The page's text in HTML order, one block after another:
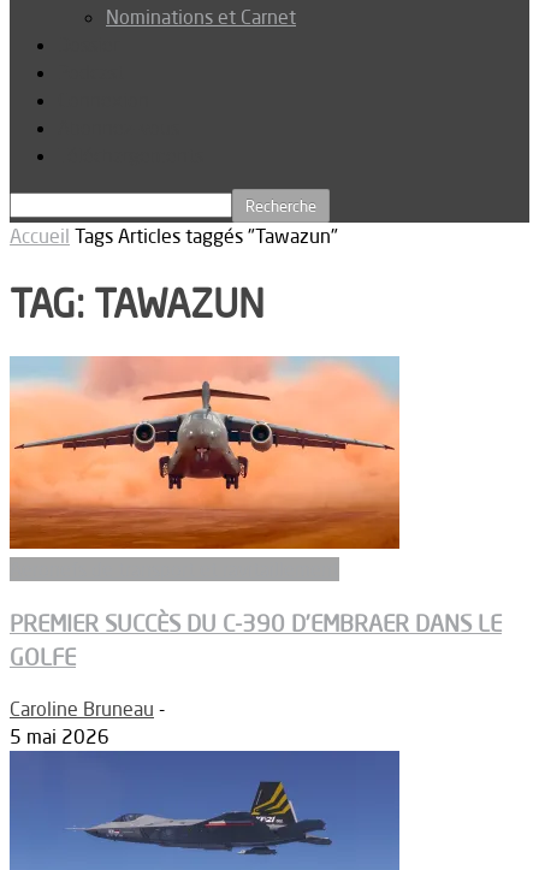
Nominations et Carnet
Accueil Tags Articles taggés "Tawazun"
TAG: TAWAZUN
PREMIER SUCCÈS DU C-390 D’EMBRAER DANS LE
GOLFE
Caroline Bruneau -
5 mai 2026